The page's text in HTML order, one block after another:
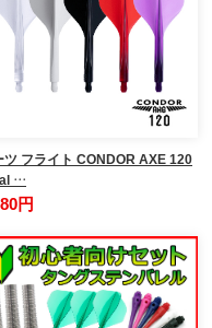
ツ フライト CONDOR AXE 120
…
円